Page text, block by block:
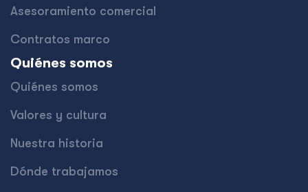
Asesoramiento comercial
Contratos marco
Quiénes somos
Quiénes somos
Valores y cultura
Nuestra historia
Dónde trabajamos